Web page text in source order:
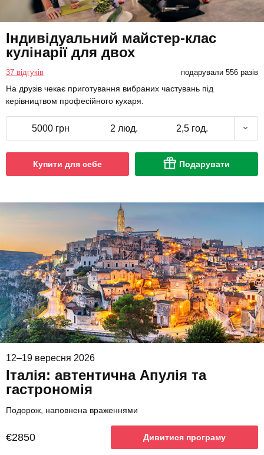
Індивідуальний майстер-клас
кулінарії для двох
37 відгуків подарували 556 разів
На друзів чекає приготування вибраних частувань під
керівництвом професійного кухаря.
5000 грн 2 люд. 2,5 год.
Купити для себе Подарувати
12–19 вересня 2026
Італія: автентична Апулія та
гастрономія
Подорож, наповнена враженнями
€2850 Дивитися програму